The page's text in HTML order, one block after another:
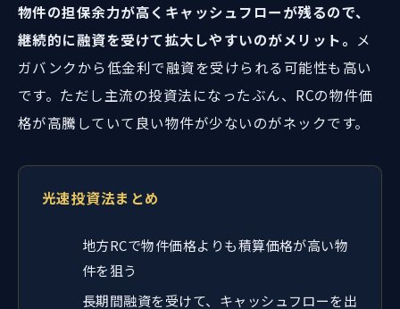
物件の担保余力が高くキャッシュフローが残るので、
継続的に融資を受けて拡大しやすいのがメリット。 メ
ガバンクから低金利で融資を受けられる可能性も高い
です。ただし主流の投資法になったぶん、RCの物件価
格が高騰していて良い物件が少ないのがネックです。
光速投資法まとめ
地方RCで物件価格よりも積算価格が高い物
件を狙う
長期間融資を受けて、キャッシュフローを出